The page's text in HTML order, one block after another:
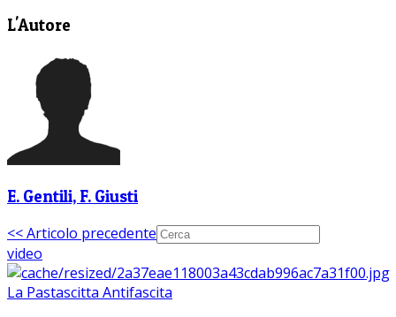
L'Autore
E. Gentili, F. Giusti
<< Articolo precedente
video
La Pastascitta Antifascita